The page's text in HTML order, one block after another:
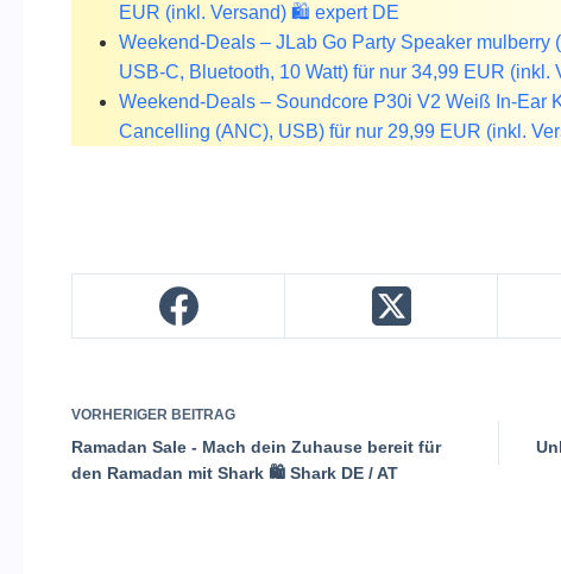
EUR (inkl. Versand) 🛍️ expert DE
Weekend-Deals – JLab Go Party Speaker
USB-C, Bluetooth, 10 Watt) für nur 34,99 EUR
Weekend-Deals – Soundcore P30i V2 Weiß In-Ear
Cancelling (ANC), USB) für nur 29,99 EUR (inkl.
VORHERIGER BEITRAG
Ramadan Sale - Mach dein Zuhause bereit für
den Ramadan mit Shark 🛍️ Shark DE / AT